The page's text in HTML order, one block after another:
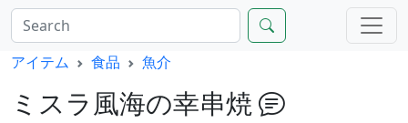
アイテム 食品 魚介
ミスラ風海の幸串焼